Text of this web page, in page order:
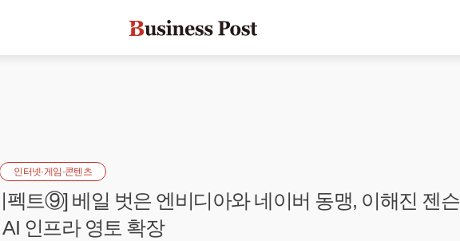
인터넷·게임·콘텐츠
펙트⑨] 베일 벗은 엔비디아와 네이버 동맹, 이해진 젠슨
인프라 영토 확장